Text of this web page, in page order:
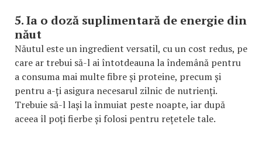
5. Ia o doză suplimentară de energie din
năut
Năutul este un ingredient versatil, cu un cost redus, pe
care ar trebui să-l ai întotdeauna la îndemână pentru
a consuma mai multe fibre și proteine, precum și
pentru a-ți asigura necesarul zilnic de nutrienți.
Trebuie să-l lași la înmuiat peste noapte, iar după
aceea îl poți fierbe și folosi pentru rețetele tale.